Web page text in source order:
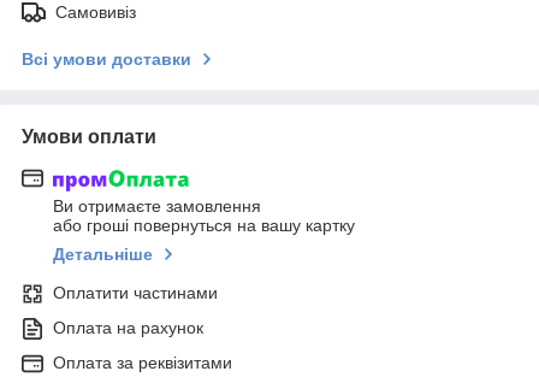
Самовивіз
Всі умови доставки
Умови оплати
Ви отримаєте замовлення
або гроші повернуться на вашу картку
Детальніше
Оплатити частинами
Оплата на рахунок
Оплата за реквізитами